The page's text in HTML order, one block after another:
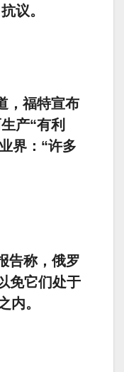
议。
，福特宣布
产“有利
界：“许多
告称，俄罗
免它们处于
内。